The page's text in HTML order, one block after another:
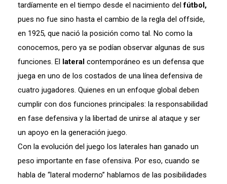
tardíamente en el tiempo desde el nacimiento delfútbol,
pues no fue sino hasta el cambio de la regla del offside,
en 1925, que nació la posición como tal. No como la
conocemos, pero ya se podían observar algunas de sus
funciones. El lateral contemporáneo es un defensa que
juega en uno de los costados de una línea defensiva de
cuatro jugadores. Quienes en un enfoque global deben
cumplir con dos funciones principales: la responsabilidad
en fase defensiva y la libertad de unirse al ataque y ser
un apoyo en la generación juego.
Con la evolución del juego los laterales han ganado un
peso importante en fase ofensiva. Por eso, cuando se
habla de “lateral moderno” hablamos de las posibilidades